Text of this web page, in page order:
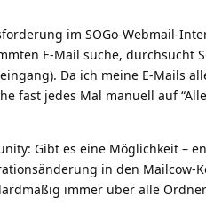
im SOGo-Webmail-
E-Mail suche, durchsucht
Da ich meine E-Mails
fast jedes Mal manuell auf
Gibt es eine Möglichkeit –
in den Mailcow-
immer über alle